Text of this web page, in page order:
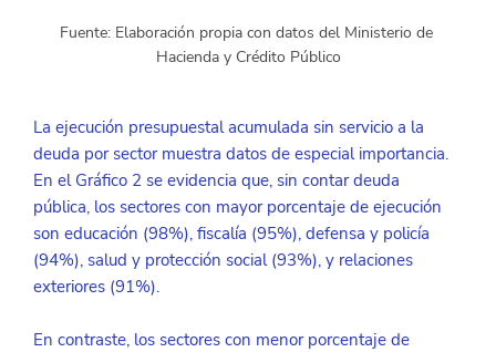
Fuente: Elaboración propia con datos del Ministerio de
Hacienda y Crédito Público
La ejecución presupuestal acumulada sin servicio a la
deuda por sector muestra datos de especial importancia.
En el Gráfico 2 se evidencia que, sin contar deuda
pública, los sectores con mayor porcentaje de ejecución
son educación (98%), fiscalía (95%), defensa y policía
(94%), salud y protección social (93%), y relaciones
exteriores (91%).
En contraste, los sectores con menor porcentaje de